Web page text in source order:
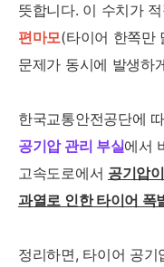
뜻합니다. 이 수치가
편마모(타이어 한쪽만
문제가 동시에 발생하
한국교통안전공단에
공기압 관리 부실에서
고속도로에서 공기압
과열로 인한 타이어 폭
정리하면, 타이어 공기